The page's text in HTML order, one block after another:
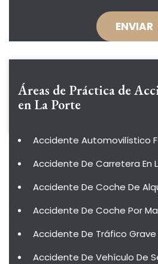
Áreas de Práctica de
en La Porte
Accidente Automovilístico
Accidente De Carretera En
Accidente De Coche De
Accidente De Coche Por
Accidente De Tráfico Grave
Accidente De Vehículo De